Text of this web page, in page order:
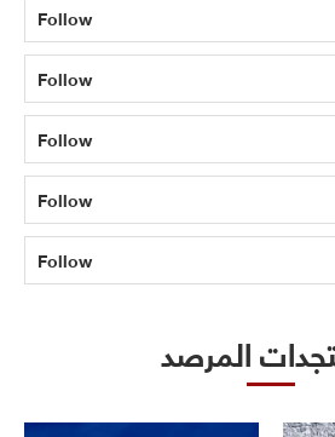
Follow
Follow
Follow
Follow
Follow
المرصد